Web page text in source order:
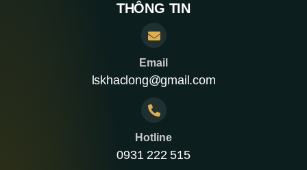
THÔNG TIN
Email
lskhaclong@gmail.com
Hotline
0931 222 515